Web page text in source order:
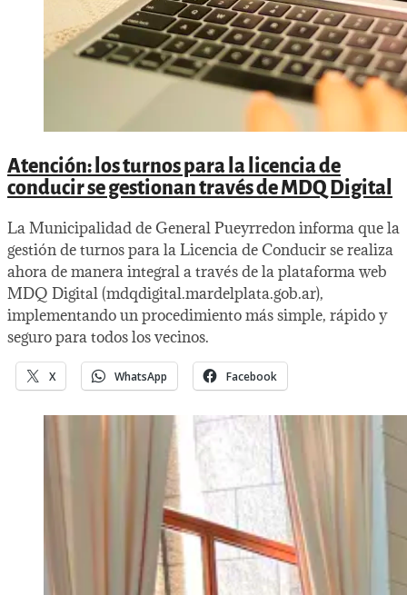
Atención: los turnos para la licencia de
conducir se gestionan través de MDQ Digital
La Municipalidad de General Pueyrredon informa que la
gestión de turnos para la Licencia de Conducir se realiza
ahora de manera integral a través de la plataforma web
MDQ Digital (mdqdigital.mardelplata.gob.ar),
implementando un procedimiento más simple, rápido y
seguro para todos los vecinos.
X WhatsApp Facebook